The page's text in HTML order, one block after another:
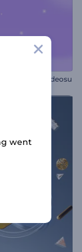
Giriş Videosu
went